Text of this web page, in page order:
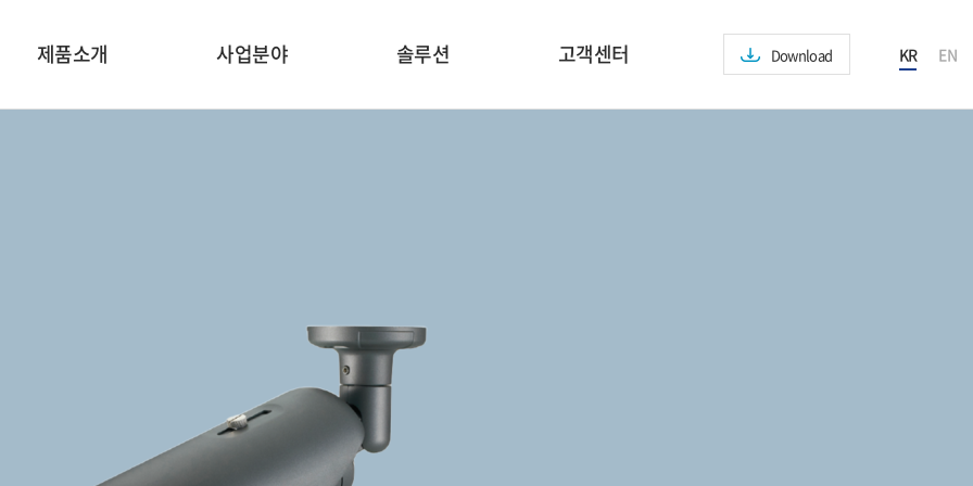
제품소개 사업분야 솔루션 고객센터 Download KR EN